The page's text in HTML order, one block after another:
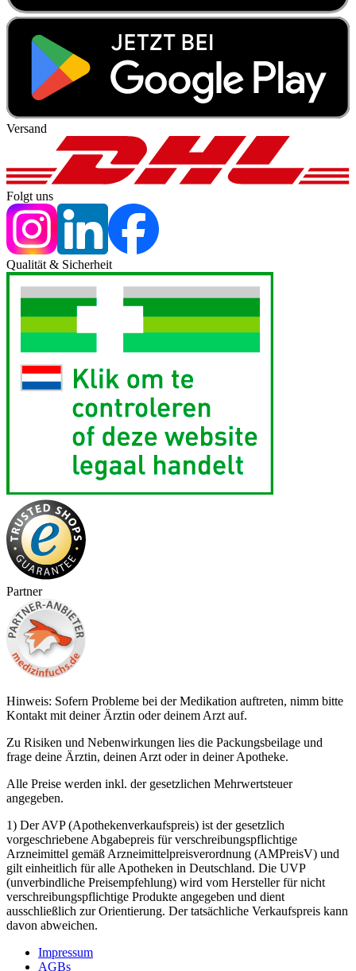
Versand
Folgt uns
Qualität & Sicherheit
Partner
Hinweis: Sofern Probleme bei der Medikation auftreten, nimm bitte
Kontakt mit deiner Ärztin oder deinem Arzt auf.
Zu Risiken und Nebenwirkungen lies die Packungsbeilage und
frage deine Ärztin, deinen Arzt oder in deiner Apotheke.
Alle Preise werden inkl. der gesetzlichen Mehrwertsteuer
angegeben.
1) Der AVP (Apothekenverkaufspreis) ist der gesetzlich
vorgeschriebene Abgabepreis für verschreibungspflichtige
Arzneimittel gemäß Arzneimittelpreisverordnung (AMPreisV) und
gilt einheitlich für alle Apotheken in Deutschland. Die UVP
(unverbindliche Preisempfehlung) wird vom Hersteller für nicht
verschreibungspflichtige Produkte angegeben und dient
ausschließlich zur Orientierung. Der tatsächliche Verkaufspreis kann
davon abweichen.
Impressum
AGBs